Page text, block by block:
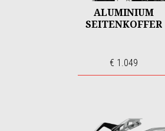
ALUMINIUM
SEITENKOFFER
€ 1.049